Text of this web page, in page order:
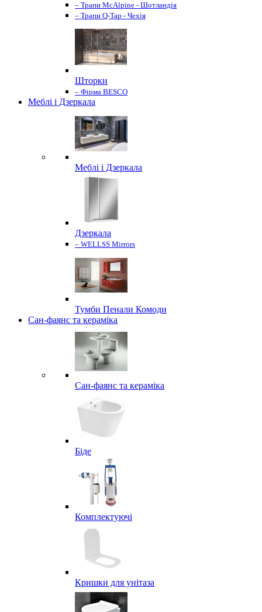
– Трапи McAlpine - Шотландія
– Трапи Q-Tap - Чехія
Шторки
– Фірма BESCO
Меблі і Дзеркала
Меблі і Дзеркала
Дзеркала
– WELLSS Mirrors
Тумби Пенали Комоди
Сан-фаянс та кераміка
Сан-фаянс та кераміка
Біде
Комплектуючі
Кришки для унітаза